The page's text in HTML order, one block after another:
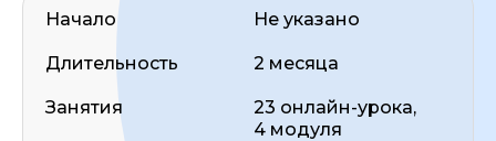
Начало
Длительность
Занятия
Не указано
2 месяца
23 онлайн-урока,
4 модуля